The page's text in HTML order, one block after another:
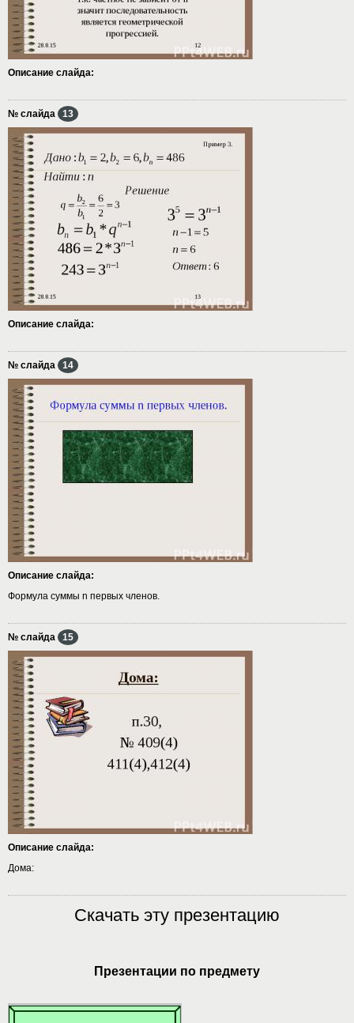
Описание слайда:
№ слайда 13
Описание слайда:
№ слайда 14
Описание слайда:
Формула суммы n первых членов.
№ слайда 15
Описание слайда:
Дома:
Скачать эту презентацию
Презентации по предмету